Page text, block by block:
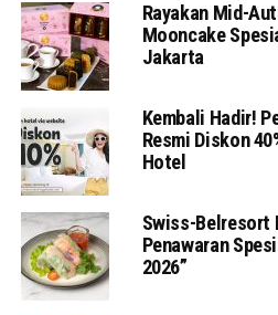
Rayakan Mid-
Mooncake
Jakarta
Kembali Hadir!
Resmi Diskon
Hotel
Swiss-Belresort
Penawaran
2026”